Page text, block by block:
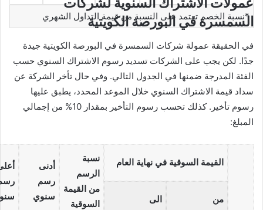
*نسبة الخصم تعتمد على النسبة من قيمة التداول الشهري
السمسرة في البورصة الكويتية
في الحقيقة عمولة شركات السمسرة في البورصة الكويتية جيدة
جدًا. لكن يجب على الشركات تسديد رسوم الاشتراك السنوي حسب
الفئة المدرجة ضمنها في الجدول التالي. وفي حال تأخر الشركة عن
سداد قيمة الاشتراك السنوي خلال الموعد المحدد، يطبق عليها
رسوم تأخير. كذلك تحسب رسوم التأخير بمقدار 10% من إجمالي
المبلغ:
القيمة السوقية في نهاية العام
نسبة
الرسم
من القيمة
السوقية
أدنى
رسم
سنوي
من الى